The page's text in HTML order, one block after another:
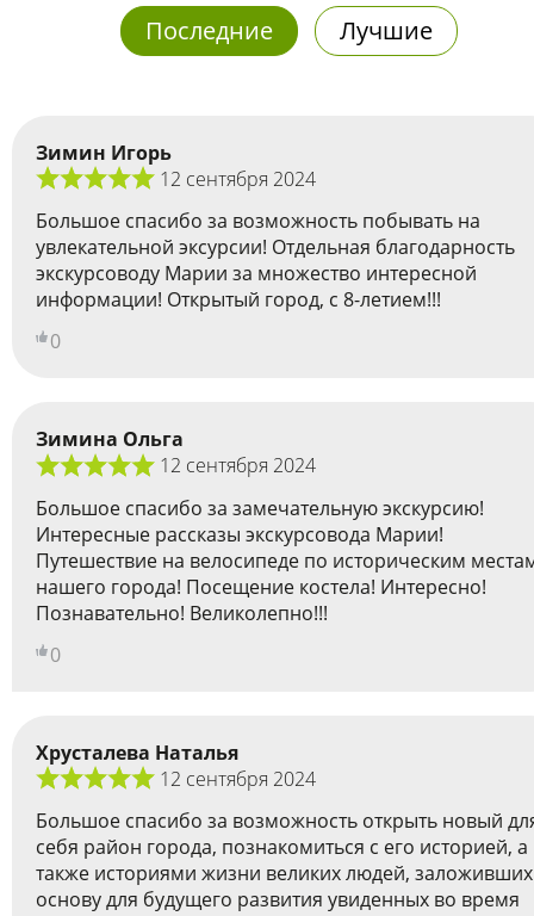
Последние Лучшие
Зимин Игорь
12 сентября 2024
Большое спасибо за возможность побывать на
увлекательной эксурсии! Отдельная благодарность
экскурсоводу Марии за множество интересной
информации! Открытый город, с 8-летием!!!
0
Зимина Ольга
12 сентября 2024
Большое спасибо за замечательную экскурсию!
Интересные рассказы экскурсовода Марии!
Путешествие на велосипеде по историческим
нашего города! Посещение костела! Интересно!
Познавательно! Великолепно!!!
0
Хрусталева Наталья
12 сентября 2024
Большое спасибо за возможность открыть новый
себя район города, познакомиться с его историей, а
также историями жизни великих людей, заложивших
основу для будущего развития увиденных во время